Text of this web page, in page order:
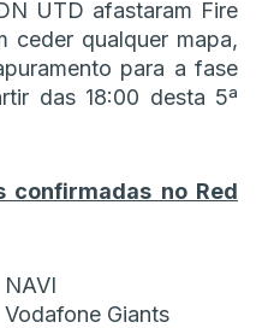
UTD afastaram Fire
ceder qualquer mapa,
para a fase
das 18:00 desta 5ª
confirmadas no Red
NAVI
Vodafone Giants